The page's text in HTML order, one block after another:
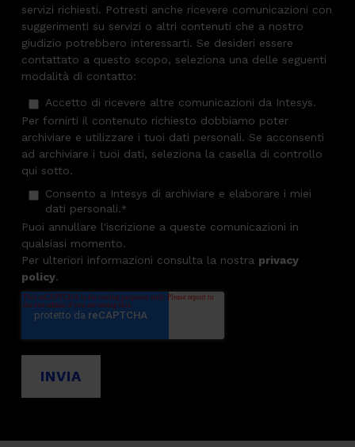
servizi richiesti. Potresti anche ricevere comunicazioni con
suggerimenti su servizi o altri contenuti che a nostro
giudizio potrebbero interessarti. Se desideri essere
contattato a questo scopo, seleziona una delle seguenti
modalità di contatto:
Accetto di ricevere altre comunicazioni da Intesys.
Per fornirti il contenuto richiesto dobbiamo poter
archiviare e utilizzare i tuoi dati personali. Se acconsenti
ad archiviare i tuoi dati, seleziona la casella di controllo
qui sotto.
Consento a Intesys di archiviare e elaborare i miei
dati personali.*
Puoi annullare l'iscrizione a queste comunicazioni in
qualsiasi momento.
Per ulteriori informazioni consulta la nostra privacy
policy.